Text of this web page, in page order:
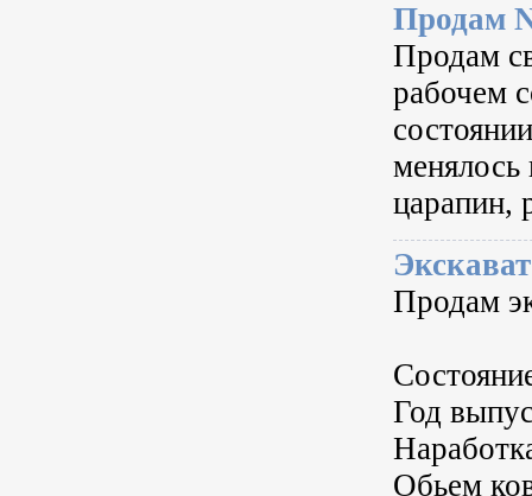
Продам
Продам
рабочем
менялось
царапин,
Продам
Год
Обьем